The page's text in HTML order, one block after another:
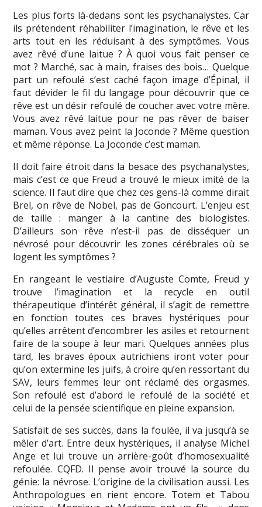
Les plus forts là-dedans sont les psychanalystes. Car
ils prétendent réhabiliter l’imagination, le rêve et les
arts tout en les réduisant à des symptômes. Vous
avez rêvé d’une laitue ? À quoi vous fait penser ce
mot ? Marché, sac à main, fraises des bois… Quelque
part un refoulé s’est caché façon image d’Épinal, il
faut dévider le fil du langage pour découvrir que ce
rêve est un désir refoulé de coucher avec votre mère.
Vous avez rêvé laitue pour ne pas rêver de baiser
maman. Vous avez peint la Joconde ? Même question
et même réponse. La Joconde c’est maman.
Il doit faire étroit dans la besace des psychanalystes,
mais c’est ce que Freud a trouvé le mieux imité de la
science. Il faut dire que chez ces gens-là comme dirait
Brel, on rêve de Nobel, pas de Goncourt. L’enjeu est
de taille : manger à la cantine des biologistes.
D’ailleurs son rêve n’est-il pas de disséquer un
névrosé pour découvrir les zones cérébrales où se
logent les symptômes ?
En rangeant le vestiaire d’Auguste Comte, Freud y
trouve l’imagination et la recycle en outil
thérapeutique d’intérêt général, il s’agit de remettre
en fonction toutes ces braves hystériques pour
qu’elles arrêtent d’encombrer les asiles et retournent
faire de la soupe à leur mari. Quelques années plus
tard, les braves époux autrichiens iront voter pour
qu’on extermine les juifs, à croire qu’en ressortant du
SAV, leurs femmes leur ont réclamé des orgasmes.
Son refoulé est d’abord le refoulé de la société et
celui de la pensée scientifique en pleine expansion.
Satisfait de ses succès, dans la foulée, il va jusqu’à se
mêler d’art. Entre deux hystériques, il analyse Michel
Ange et lui trouve un arrière-goût d’homosexualité
refoulée. CQFD. Il pense avoir trouvé la source du
génie: la névrose. L’origine de la civilisation aussi. Les
Anthropologues en rient encore. Totem et Tabou